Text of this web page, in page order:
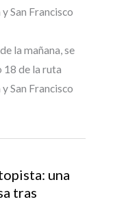
San Francisco
la mañana, se
18 de la ruta
San Francisco
una
tras